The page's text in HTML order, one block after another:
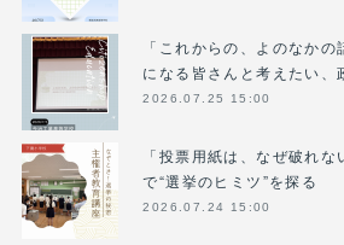
「これからの、よのなか
になる皆さんと考えたい
2026.07.25 15:00
「投票用紙は、なぜ破れ
で“選挙のヒミツ”を探る
2026.07.24 15:00